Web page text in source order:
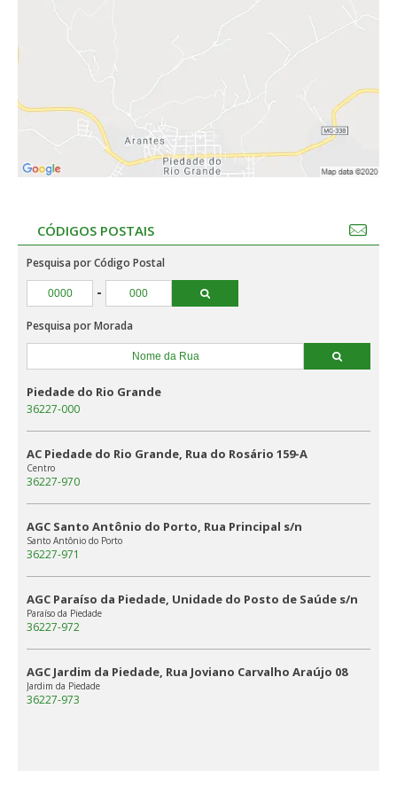
CÓDIGOS POSTAIS
Pesquisa por Código Postal
-
Pesquisa por Morada
Piedade do Rio Grande
36227-000
AC Piedade do Rio Grande, Rua do Rosário 159-A
Centro
36227-970
AGC Santo Antônio do Porto, Rua Principal s/n
Santo Antônio do Porto
36227-971
AGC Paraíso da Piedade, Unidade do Posto de Saúde s/n
Paraíso da Piedade
36227-972
AGC Jardim da Piedade, Rua Joviano Carvalho Araújo 08
Jardim da Piedade
36227-973